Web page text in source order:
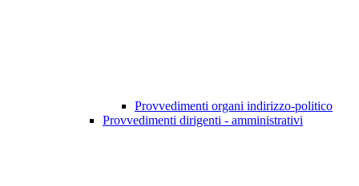
Provvedimenti organi indirizzo-politico
Provvedimenti dirigenti - amministrativi